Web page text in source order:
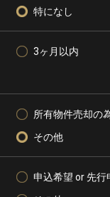
特になし
3ヶ月以内
所有物件売却の
その他
申込希望 or 先行